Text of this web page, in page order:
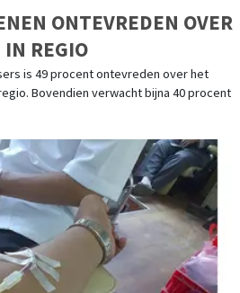
ONTEVREDEN OVER
REGIO
is 49 procent ontevreden over het
Bovendien verwacht bijna 40 procent